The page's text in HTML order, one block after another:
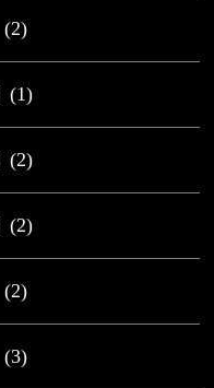
(2)
(1)
(2)
(2)
(2)
(3)